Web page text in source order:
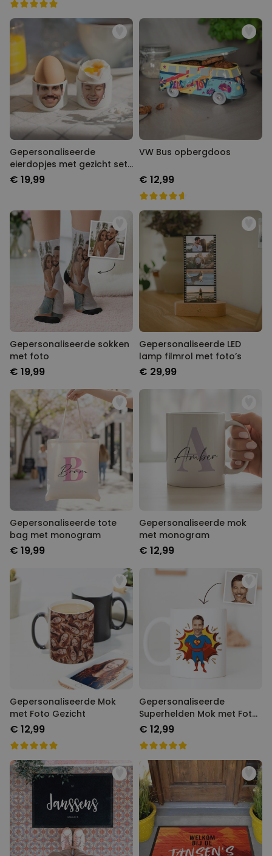
Gepersonaliseerde
eierdopjes met gezicht set
van twee
€ 19,99
VW Bus opbergdoos
€ 12,99
Gepersonaliseerde sokken
met foto
€ 19,99
Gepersonaliseerde LED
lamp filmrol met foto’s
€ 29,99
Gepersonaliseerde tote
bag met monogram
€ 19,99
Gepersonaliseerde mok
met monogram
€ 12,99
Gepersonaliseerde Mok
met Foto Gezicht
€ 12,99
Gepersonaliseerde
Superhelden Mok met Foto
Gezicht
€ 12,99